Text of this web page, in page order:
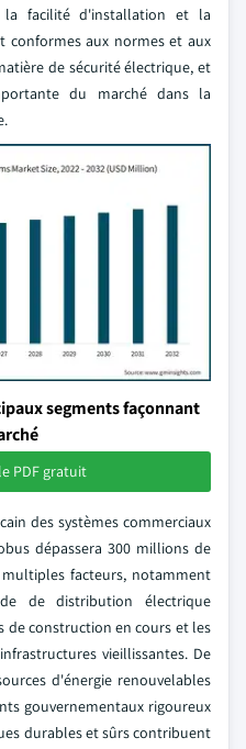
facilité d'installation et la
conformes aux normes et aux
de sécurité électrique, et
du marché dans la
segments façonnant
PDF gratuit
des systèmes commerciaux
dépassera 300 millions de
facteurs, notamment
de distribution électrique
de construction en cours et les
vieillissantes. De
d'énergie renouvelables
gouvernementaux rigoureux
durables et sûrs contribuent